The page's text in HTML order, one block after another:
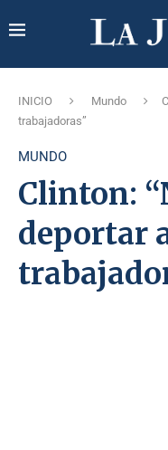
INICIO Mundo
trabajadoras”
MUNDO
Clinton:
deportar